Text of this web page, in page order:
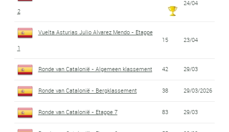
2
24/04
Vuelta Asturias Julio Alvarez Mendo - Etappe
1
15 23/04
Ronde van Catalonië - Algemeen klassement 42 29/03
Ronde van Catalonië - Bergklassement 38 29/03/2026
Ronde van Catalonië - Etappe 7 83 29/03